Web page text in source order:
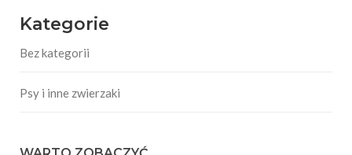
Kategorie
Bez kategorii
Psy i inne zwierzaki